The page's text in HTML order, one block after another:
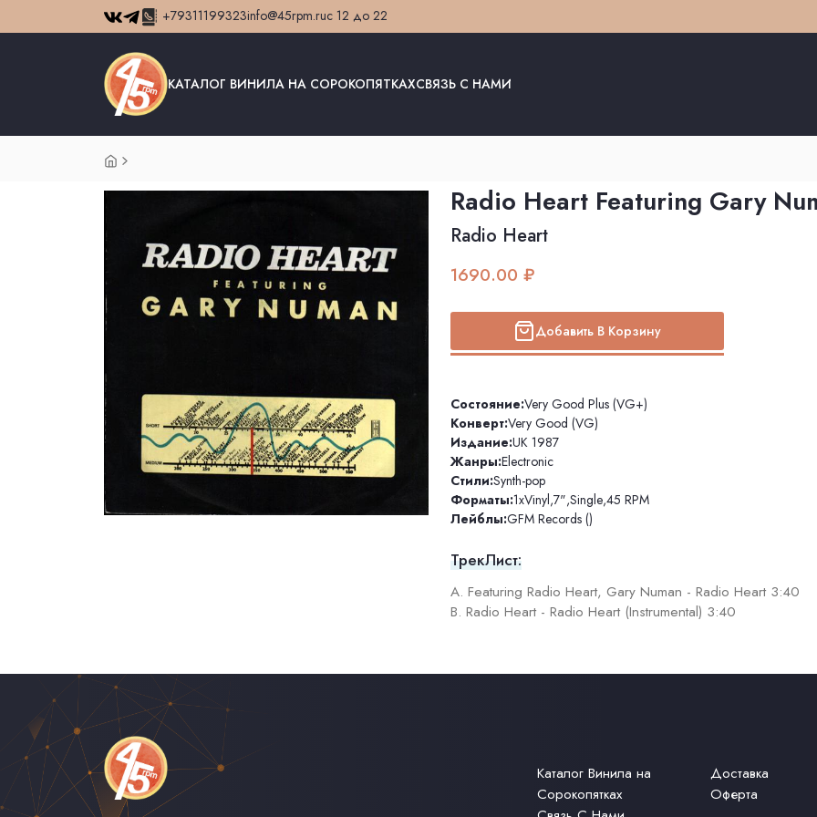
+79311199323info@45rpm.ruс 12 до 22
КАТАЛОГ ВИНИЛА НА СОРОКОПЯТКАХСВЯЗЬ С НАМИ
Radio Heart Featuring Gary
Radio Heart
1690.00 ₽
Добавить В Корзину
Состояние:Very Good Plus (VG+)
Конверт:Very Good (VG)
Издание:UK 1987
Жанры:Electronic
Стили:Synth-pop
Форматы:1xVinyl,7",Single,45 RPM
Лейблы:GFM Records ()
ТрекЛист:
A. Featuring Radio Heart, Gary Numan - Radio Heart 3:40
B. Radio Heart - Radio Heart (Instrumental) 3:40
Каталог Винила на
Сорокопятках
Доставка
Оферта